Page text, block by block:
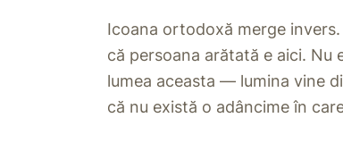
Icoana ortodoxă merge invers.
că persoana arătată e aici. Nu
lumea aceasta — lumina vine
că nu există o adâncime în